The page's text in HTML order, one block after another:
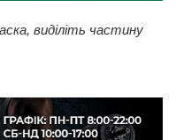
виділіть частину